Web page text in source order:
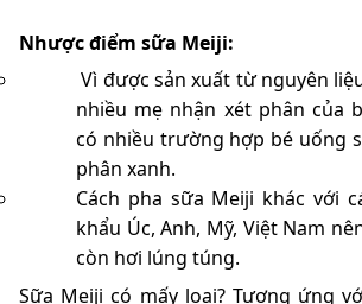
Nhược điểm sữa Meiji:
Vì được sản xuất từ nguyên
nhiều mẹ nhận xét phân của
có nhiều trường hợp bé uống
phân xanh.
Cách pha sữa Meiji khác với
khẩu Úc, Anh, Mỹ, Việt Nam
còn hơi lúng túng.
Sữa Meiji có mấy loại? Tương ứng